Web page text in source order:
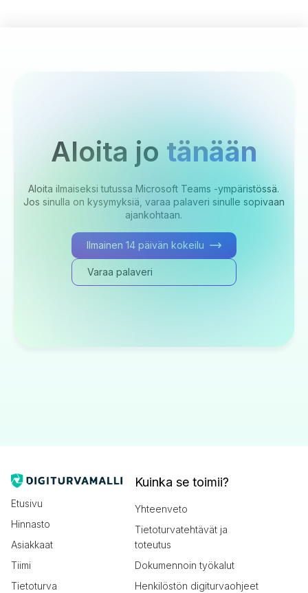
Aloita jo tänään
Aloita ilmaiseksi tutussa Microsoft Teams -ympäristössä.
Jos sinulla on kysymyksiä, varaa palaveri sinulle sopivaan
ajankohtaan.
Ilmainen 14 päivän kokeilu
Varaa palaveri
Etusivu
Hinnasto
Asiakkaat
Tiimi
Tietoturva
Kuinka se toimii?
Yhteenveto
Tietoturvatehtävät ja
toteutus
Dokumennoin työkalut
Henkilöstön digiturvaohjeet